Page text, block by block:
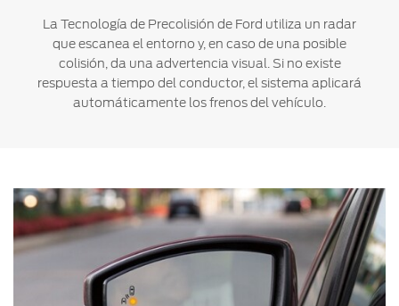
Certificados
La Tecnología de Precolisión de Ford utiliza un radar
que escanea el entorno y, en caso de una posible
colisión, da una advertencia visual. Si no existe
respuesta a tiempo del conductor, el sistema aplicará
automáticamente los frenos del vehículo.